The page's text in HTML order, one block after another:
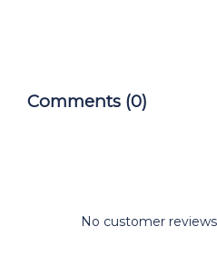
Comments (0)
No customer